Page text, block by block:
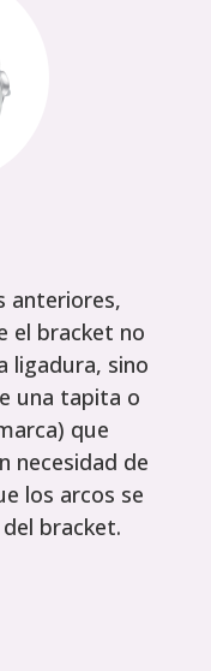
anteriores,
el bracket no
ligadura, sino
una tapita o
que
necesidad de
los arcos se
bracket.